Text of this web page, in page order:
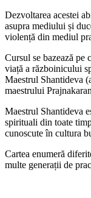
Dezvoltarea acestei
asupra mediului și
violență din mediul
Cursul se bazează pe
viață a războinicului
Maestrul Shantideva
maestrului
Maestrul Shantideva
spirituali din toate
cunoscute în cultura
Cartea enumeră
multe generații de